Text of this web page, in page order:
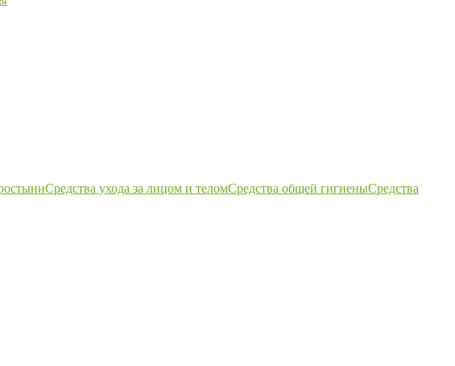
Средства ухода за лицом и теломСредства общей гигиеныСредства